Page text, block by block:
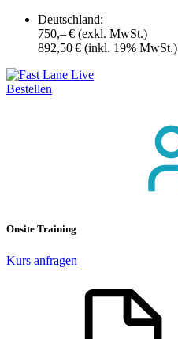
Deutschland:
750,– € (exkl. MwSt.)
892,50 € (inkl. 19% MwSt.)
Bestellen
Onsite Training
Kurs anfragen